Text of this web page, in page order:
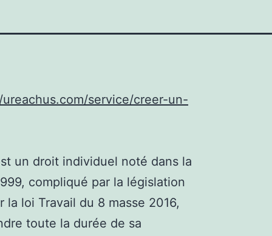
service/creer-un-
un droit individuel noté dans la
compliqué par la législation
loi Travail du 8 masse 2016,
toute la durée de sa